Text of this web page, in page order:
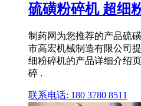
硫磺粉碎机 超细
制药网为您推荐的产品硫
市高宏机械制造有限公司
细粉碎机的产品详细介绍
碎 .
联系电话: 180 3780 8511